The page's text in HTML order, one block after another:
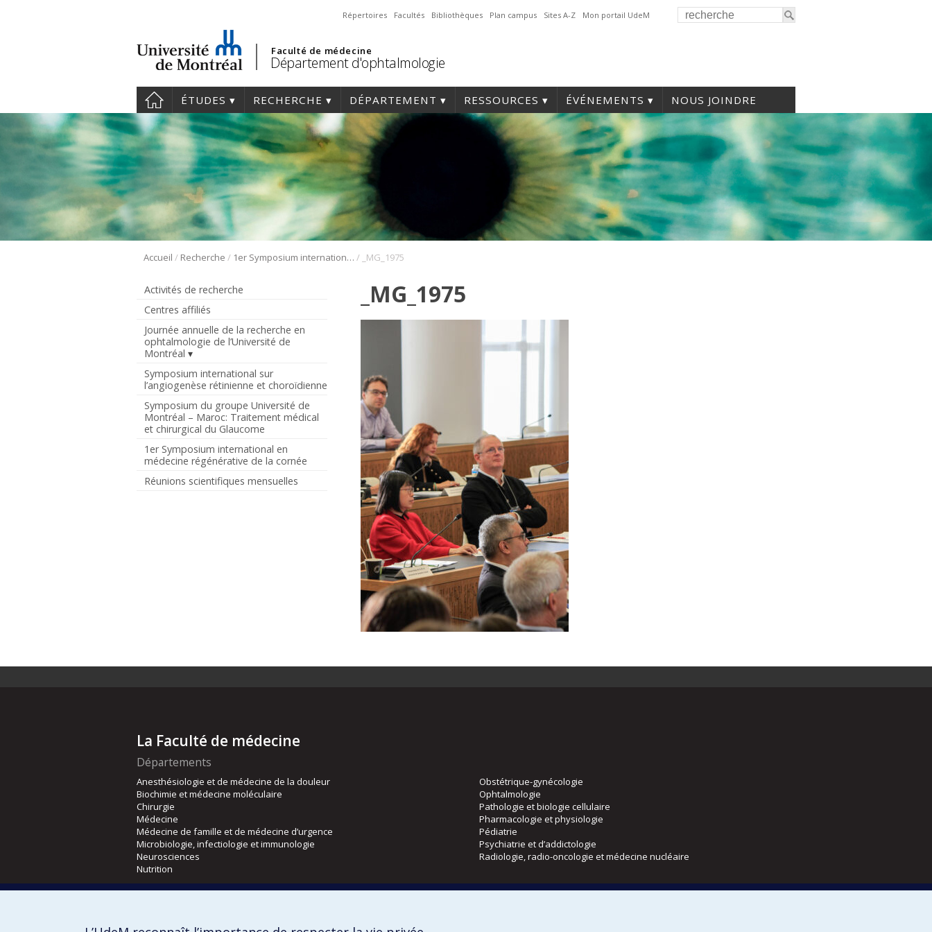
Répertoires Facultés Bibliothèques Plan campus Sites A-Z Mon portail UdeM
Faculté de médecine
Département d'ophtalmologie
ÉTUDES RECHERCHE DÉPARTEMENT RESSOURCES ÉVÉNEMENTS NOUS JOINDRE
Accueil / Recherche / 1er Symposium international en médecine régénérative de la cornée / _MG_1975
Activités de recherche
Centres affiliés
Journée annuelle de la recherche en
ophtalmologie de l’Université de
Montréal
Symposium international sur
l’angiogenèse rétinienne et choroïdienne
Symposium du groupe Université de
Montréal – Maroc: Traitement médical
et chirurgical du Glaucome
1er Symposium international en
médecine régénérative de la cornée
Réunions scientifiques mensuelles
_MG_1975
La Faculté de médecine
Départements
Anesthésiologie et de médecine de la douleur
Biochimie et médecine moléculaire
Chirurgie
Médecine
Médecine de famille et de médecine d’urgence
Microbiologie, infectiologie et immunologie
Neurosciences
Nutrition
Obstétrique-gynécologie
Ophtalmologie
Pathologie et biologie cellulaire
Pharmacologie et physiologie
Pédiatrie
Psychiatrie et d’addictologie
Radiologie, radio-oncologie et médecine nucléaire